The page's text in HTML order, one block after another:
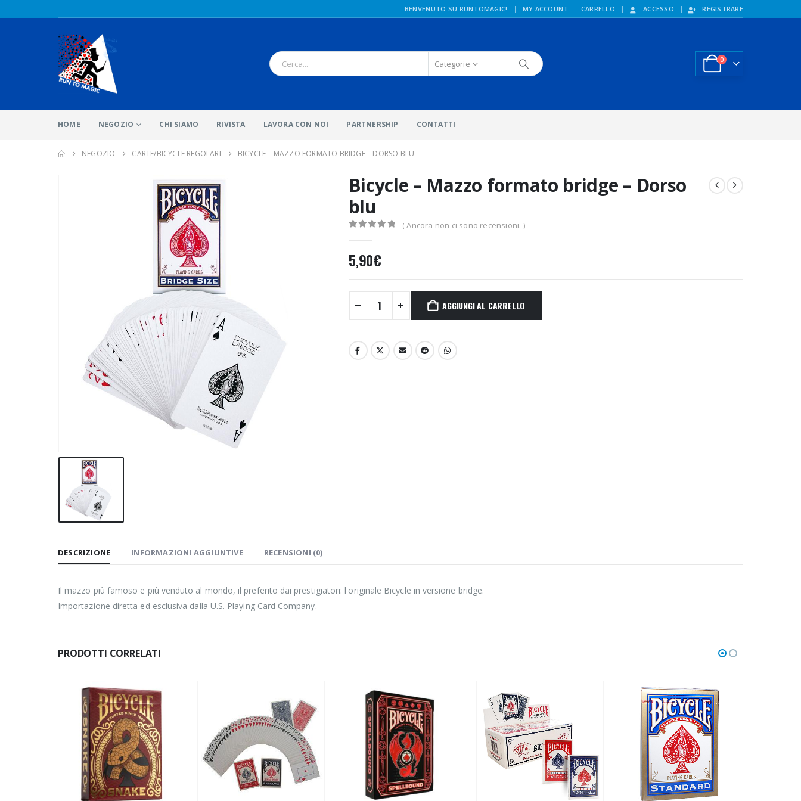
BENVENUTO SU RUNTOMAGIC! | MY ACCOUNT CARRELLO ACCESSO REGISTRARE
Categorie 0
HOME NEGOZIO CHI SIAMO RIVISTA LAVORA CON NOI PARTNERSHIP CONTATTI
NEGOZIO CARTE/BICYCLE REGOLARI BICYCLE – MAZZO FORMATO BRIDGE – DORSO BLU
Bicycle – Mazzo formato bridge – Dorso
blu
( Ancora non ci sono recensioni. )
5,90€
AGGIUNGI AL CARRELLO
DESCRIZIONE INFORMAZIONI AGGIUNTIVE RECENSIONI (0)
Il mazzo più famoso e più venduto al mondo, il preferito dai prestigiatori: l'originale Bicycle in versione bridge.
Importazione diretta ed esclusiva dalla U.S. Playing Card Company.
PRODOTTI CORRELATI